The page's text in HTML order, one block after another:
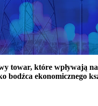
towar, które wpływają
bodźca ekonomicznego